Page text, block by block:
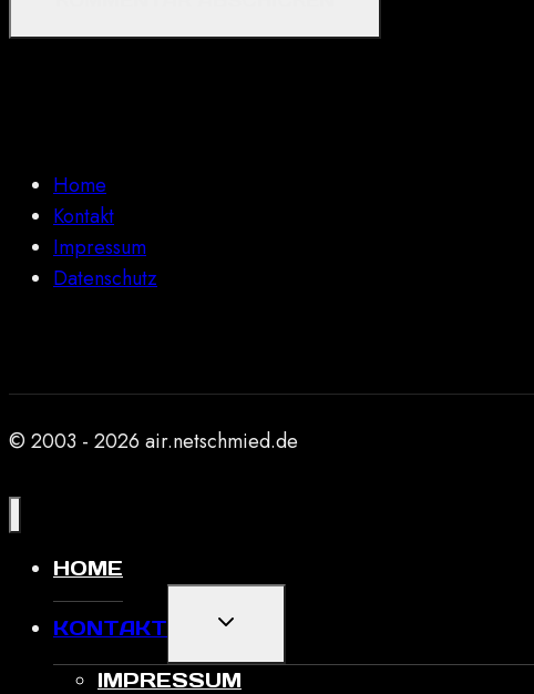
Home
Kontakt
Impressum
Datenschutz
© 2003 - 2026 air.netschmied.de
HOME
KONTAKT
UNTERMENÜ
IMPRESSUM